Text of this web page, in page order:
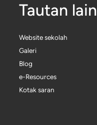
Tautan lain
Website sekolah
Galeri
Blog
e-Resources
Kotak saran